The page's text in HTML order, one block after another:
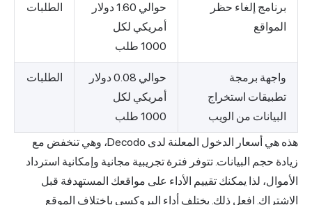
برنامج إلغاء حظر
المواقع
حوالي 1.60 دولار
أمريكي لكل
1000 طلب
الطلبات
واجهة برمجة
تطبيقات استخراج
البيانات من الويب
حوالي 0.08 دولار
أمريكي لكل
1000 طلب
الطلبات
هذه هي أسعار الدخول المعلنة لدى Decodo، وهي تنخفض مع
زيادة حجم البيانات. تتوفر فترة تجريبية مجانية وإمكانية استرداد
الأموال، لذا يمكنك تقييم الأداء على مواقعك المستهدفة قبل
الاشتراك. افعل ذلك. يختلف أداء البروكسي باختلاف الموقع